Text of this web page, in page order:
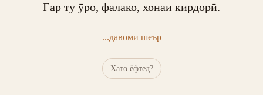
Гар ту ӯро, фалако, хонаи кирдорӣ.
...давоми шеър
Хато ёфтед?